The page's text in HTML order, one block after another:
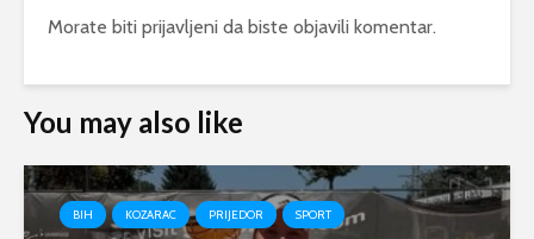
Morate biti prijavljeni da biste objavili komentar.
You may also like
BIH KOZARAC PRIJEDOR SPORT